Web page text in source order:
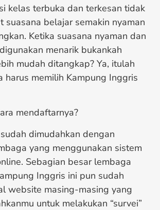
kelas terbuka dan terkesan tidak
suasana belajar semakin nyaman
Ketika suasana nyaman dan
menarik bukankah
mudah ditangkap? Ya, itulah
harus memilih Kampung Inggris
mendaftarnya?
dimudahkan dengan
yang menggunakan sistem
Sebagian besar lembaga
Inggris ini pun sudah
website masing-masing yang
untuk melakukan “survei”